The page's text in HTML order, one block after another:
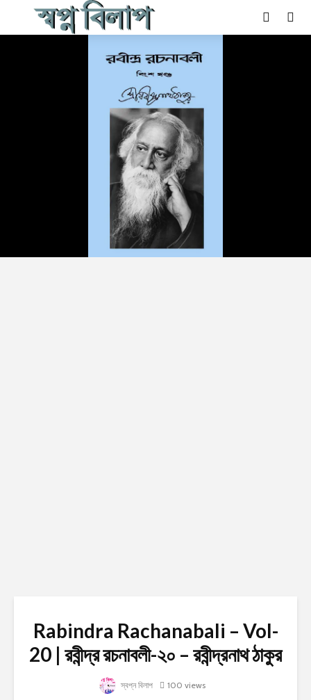
Rabindra Rachanabali – Vol-
20 | রবীন্দ্র রচনাবলী-২০ – রবীন্দ্রনাথ ঠাকুর
স্বপ্ন বিলাপ 100 views